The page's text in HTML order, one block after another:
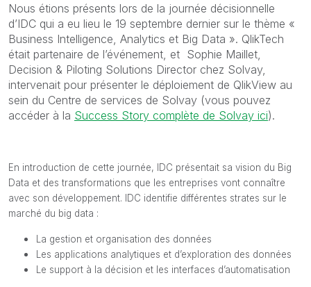
Nous étions présents lors de la journée décisionnelle
d’IDC qui a eu lieu le 19 septembre dernier sur le thème «
Business Intelligence, Analytics et Big Data ». QlikTech
était partenaire de l’événement, et Sophie Maillet,
Decision & Piloting Solutions Director chez Solvay,
intervenait pour présenter le déploiement de QlikView au
sein du Centre de services de Solvay (vous pouvez
accéder à la Success Story complète de Solvay ici).
En introduction de cette journée, IDC présentait sa vision du Big
Data et des transformations que les entreprises vont connaître
avec son développement. IDC identifie différentes strates sur le
marché du big data :
La gestion et organisation des données
Les applications analytiques et d’exploration des données
Le support à la décision et les interfaces d’automatisation